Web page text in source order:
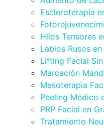
Escleroterapia
Hilos Tensores
Labios Rusos
Lifting Facial
Marcación
Mesoterapia
Peeling Médico
PRP Facial en
Tratamiento